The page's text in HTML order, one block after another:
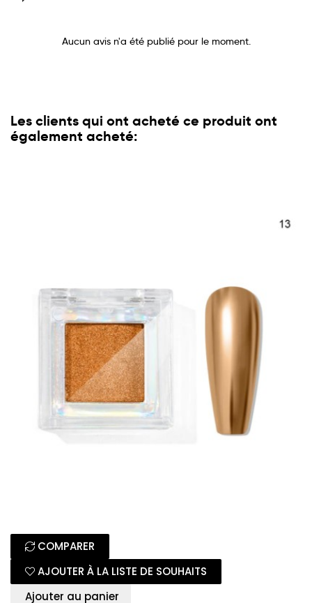
Aucun avis n'a été publié pour le moment.
Les clients qui ont acheté ce produit ont
également acheté:
COMPARER
AJOUTER À LA LISTE DE SOUHAITS
Ajouter au panier